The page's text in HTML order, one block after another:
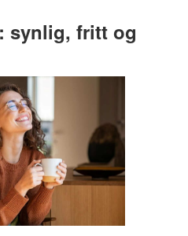
synlig, fritt og